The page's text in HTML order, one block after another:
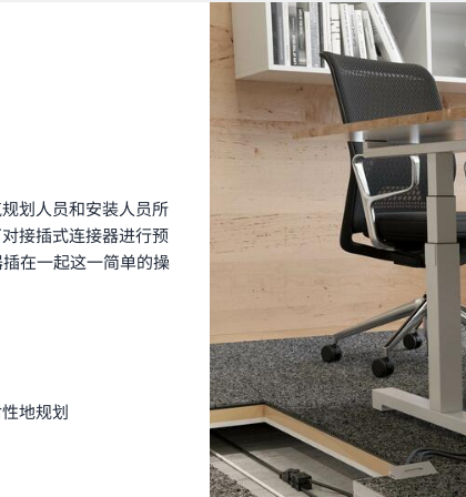
划人员和安装人员所
接插式连接器进行预
在一起这一简单的操
地规划